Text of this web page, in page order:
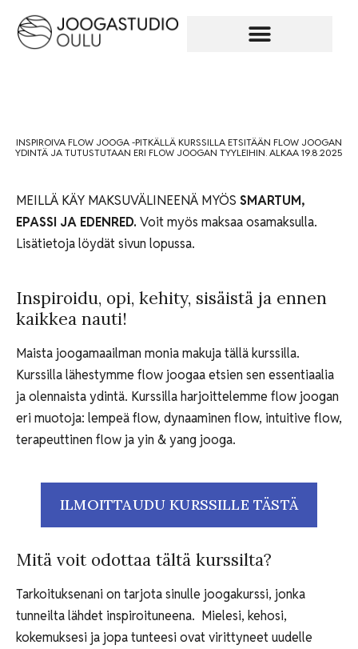
INSPIROIVA FLOW JOOGA -PITKÄLLÄ KURSSILLA ETSITÄÄN FLOW JOOGAN
YDINTÄ JA TUTUSTUTAAN ERI FLOW JOOGAN TYYLEIHIN. ALKAA 19.8.2025
MEILLÄ KÄY MAKSUVÄLINEENÄ MYÖS SMARTUM,
EPASSI JA EDENRED. Voit myös maksaa osamaksulla.
Lisätietoja löydät sivun lopussa.
Inspiroidu, opi, kehity, sisäistä ja ennen
kaikkea nauti!
Maista joogamaailman monia makuja tällä kurssilla.
Kurssilla lähestymme flow joogaa etsien sen essentiaalia
ja olennaista ydintä. Kurssilla harjoittelemme flow joogan
eri muotoja: lempeä flow, dynaaminen flow, intuitive flow,
terapeuttinen flow ja yin & yang jooga.
ILMOITTAUDU KURSSILLE TÄSTÄ
Mitä voit odottaa tältä kurssilta?
Tarkoituksenani on tarjota sinulle joogakurssi, jonka
tunneilta lähdet inspiroituneena. Mielesi, kehosi,
kokemuksesi ja jopa tunteesi ovat virittyneet uudelle